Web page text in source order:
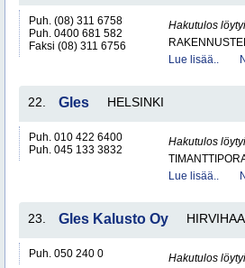
Puh. (08) 311 6758
Puh. 0400 681 582
Faksi (08) 311 6756
Hakutulos
Lue lisää..
22. Gles HELSINKI
Puh. 010 422 6400
Puh. 045 133 3832
Hakutulos
Lue lisää..
23. Gles Kalusto Oy
Puh. 050 240 0
Hakutulos